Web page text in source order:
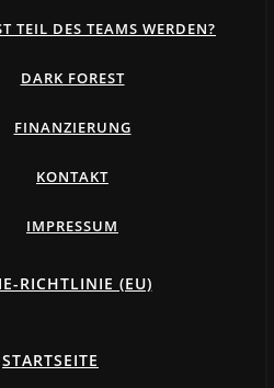
TEIL DES TEAMS WERDEN?
DARK FOREST
FINANZIERUNG
KONTAKT
IMPRESSUM
RICHTLINIE (EU)
STARTSEITE